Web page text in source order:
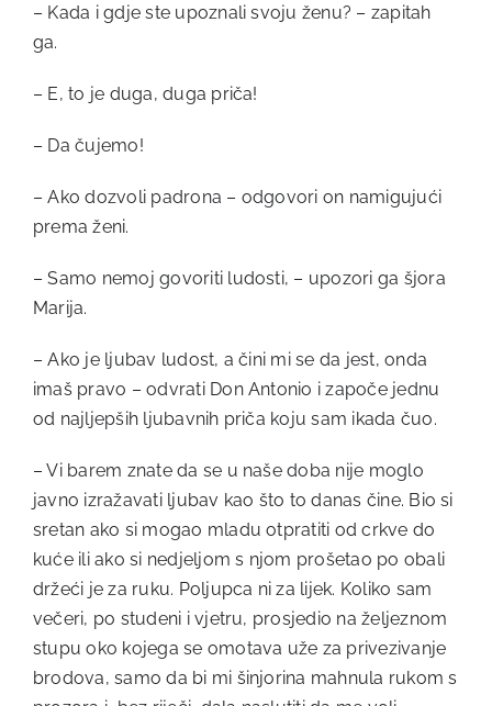
– Kada i gdje ste upoznali svoju ženu? – zapitah
ga.
– E, to je duga, duga priča!
– Da čujemo!
– Ako dozvoli padrona – odgovori on namigujući
prema ženi.
– Samo nemoj govoriti ludosti, – upozori ga šjora
Marija.
– Ako je ljubav ludost, a čini mi se da jest, onda
imaš pravo – odvrati Don Antonio i započe jednu
od najljepših ljubavnih priča koju sam ikada čuo.
– Vi barem znate da se u naše doba nije moglo
javno izražavati ljubav kao što to danas čine. Bio si
sretan ako si mogao mladu otpratiti od crkve do
kuće ili ako si nedjeljom s njom prošetao po obali
držeći je za ruku. Poljupca ni za lijek. Koliko sam
večeri, po studeni i vjetru, prosjedio na željeznom
stupu oko kojega se omotava uže za privezivanje
brodova, samo da bi mi šinjorina mahnula rukom s